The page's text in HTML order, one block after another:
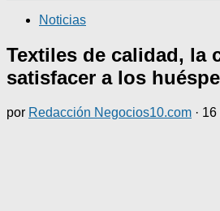
Noticias
Textiles de calidad, la
satisfacer a los
por Redacción Negocios10.com · 16